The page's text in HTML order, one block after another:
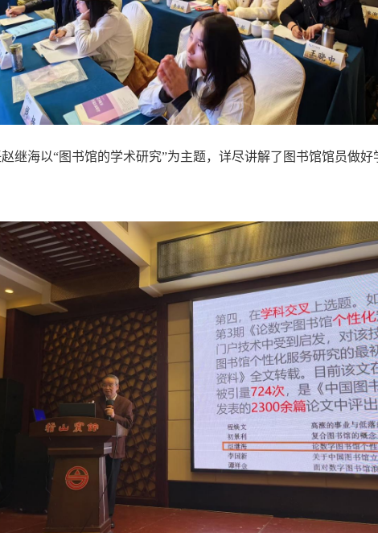
继海以“图书馆的学术研究”为主题，详尽讲解了图书馆馆员做